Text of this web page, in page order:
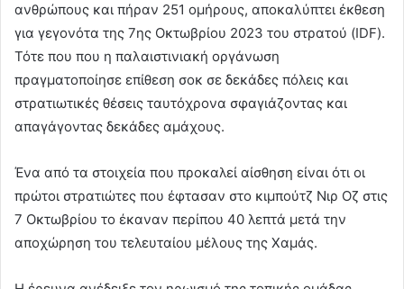
ανθρώπους και πήραν 251 ομήρους, αποκαλύπτει έκθεση
για γεγονότα της 7ης Οκτωβρίου 2023 του στρατού (IDF).
Τότε που που η παλαιστινιακή οργάνωση
πραγματοποίησε επίθεση σοκ σε δεκάδες πόλεις και
στρατιωτικές θέσεις ταυτόχρονα σφαγιάζοντας και
απαγάγοντας δεκάδες αμάχους.
Ένα από τα στοιχεία που προκαλεί αίσθηση είναι ότι οι
πρώτοι στρατιώτες που έφτασαν στο κιμπούτζ Νιρ Οζ στις
7 Οκτωβρίου το έκαναν περίπου 40 λεπτά μετά την
αποχώρηση του τελευταίου μέλους της Χαμάς.